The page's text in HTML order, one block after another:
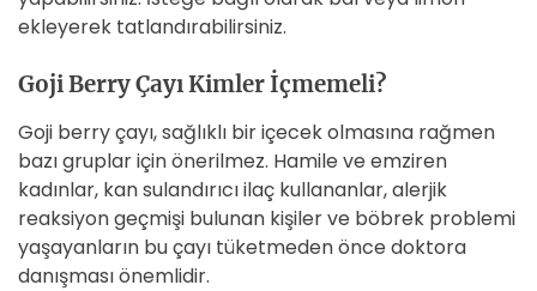
ekleyerek tatlandırabilirsiniz.
Goji Berry Çayı Kimler İçmemeli?
Goji berry çayı, sağlıklı bir içecek olmasına rağmen
bazı gruplar için önerilmez. Hamile ve emziren
kadınlar, kan sulandırıcı ilaç kullananlar, alerjik
reaksiyon geçmişi bulunan kişiler ve böbrek problemi
yaşayanların bu çayı tüketmeden önce doktora
danışması önemlidir.